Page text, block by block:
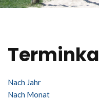
Nach Jahr
Nach Monat